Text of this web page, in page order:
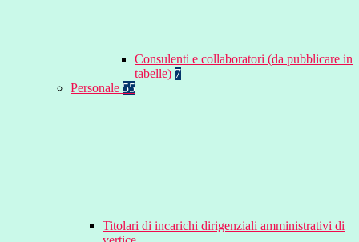
Consulenti e collaboratori (da pubblicare in
tabelle) 7
Personale 55
Titolari di incarichi dirigenziali amministrativi di